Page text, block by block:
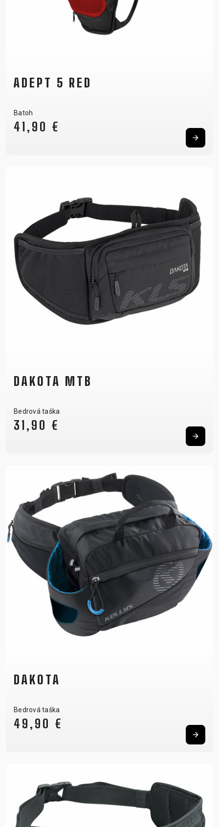
ADEPT 5 RED
Batoh
41,90 €
DAKOTA MTB
Bedrová taška
31,90 €
DAKOTA
Bedrová taška
49,90 €